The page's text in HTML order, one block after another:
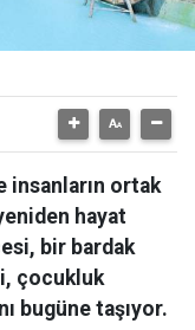
insanların ortak
hayat
bir bardak
çocukluk
bugüne taşıyor.